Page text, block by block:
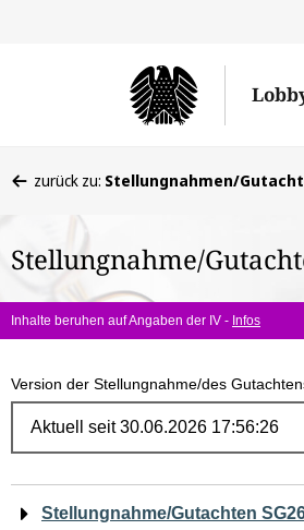
befinden
hier:
zurück zu: Stellungnahmen/
Stellungnahme/
Inhalte beruhen auf Angaben der IV - Infos
Version der Stellungnahme/des
Navigation
Stellungnahme/Gutachten